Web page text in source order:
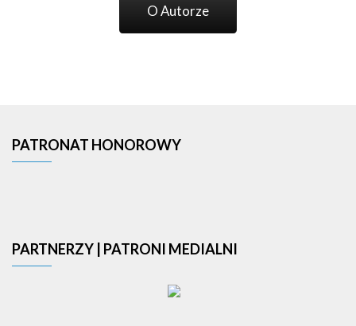
O Autorze
PATRONAT HONOROWY
PARTNERZY | PATRONI MEDIALNI